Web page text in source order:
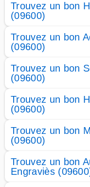
Trouvez un bon
(09600)
Trouvez un bon
(09600)
Trouvez un bon
(09600)
Trouvez un bon
(09600)
Trouvez un bon
(09600)
Trouvez un bon
Engraviès